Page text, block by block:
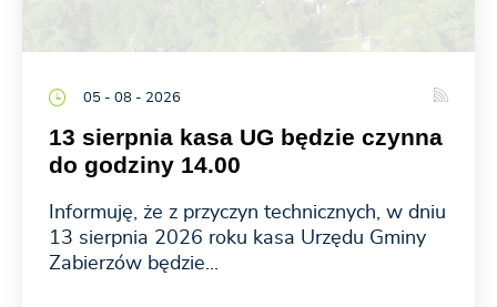
05 - 08 - 2026
13 sierpnia kasa UG będzie czynna
do godziny 14.00
Informuję, że z przyczyn technicznych, w dniu
13 sierpnia 2026 roku kasa Urzędu Gminy
Zabierzów będzie...